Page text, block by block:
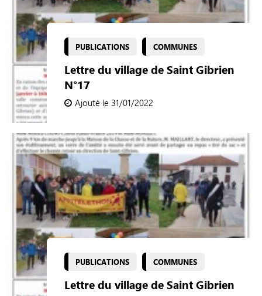
PUBLICATIONS COMMUNES
Lettre du village de Saint Gibrien
N°17
Ajouté le 31/01/2022
PUBLICATIONS COMMUNES
Lettre du village de Saint Gibrien